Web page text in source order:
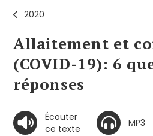
2020
Allaitement et
(COVID-19): 6
réponses
Écouter
ce texte
MP3